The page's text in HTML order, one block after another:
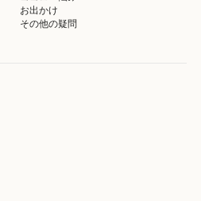
お出かけ
その他の疑問